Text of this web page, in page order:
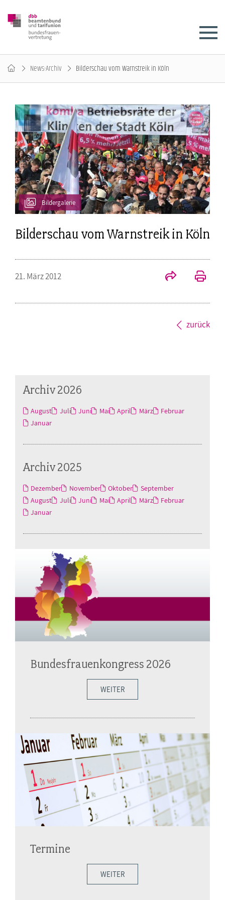
News-Archiv Bilderschau vom Warnstreik in Köln
Bildergalerie
Bilderschau vom Warnstreik in Köln
21. März 2012
zurück
Archiv 2026
August Juli Juni Mai April März
Februar
Januar
Archiv 2025
Dezember November Oktober
September
August
Juli Juni Mai April März
Februar
Januar
Bundesfrauenkongress 2026
WEITER
Termine
WEITER